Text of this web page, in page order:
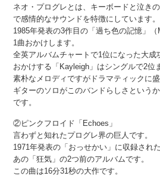
ネオ・プログレとは、キーボードと泣き
で感情的なサウンドを特徴にしています。
1985年発表の3作目の「過ち色の記憶」
1曲おかけします。
全英アルバムチャートで1位になった大成
おかけする「Kayleigh」はシングルで2位
素朴なメロディですがドラマティックに盛
ギターのソロがこのバンドらしさという
です。
②ピンクフロイド「Echoes」
言わずと知れたプログレ界の巨人です。
1971年発表の「おっせかい」に収録された
あの「狂気」の2つ前のアルバムです。
この曲は16分31秒の大作です。